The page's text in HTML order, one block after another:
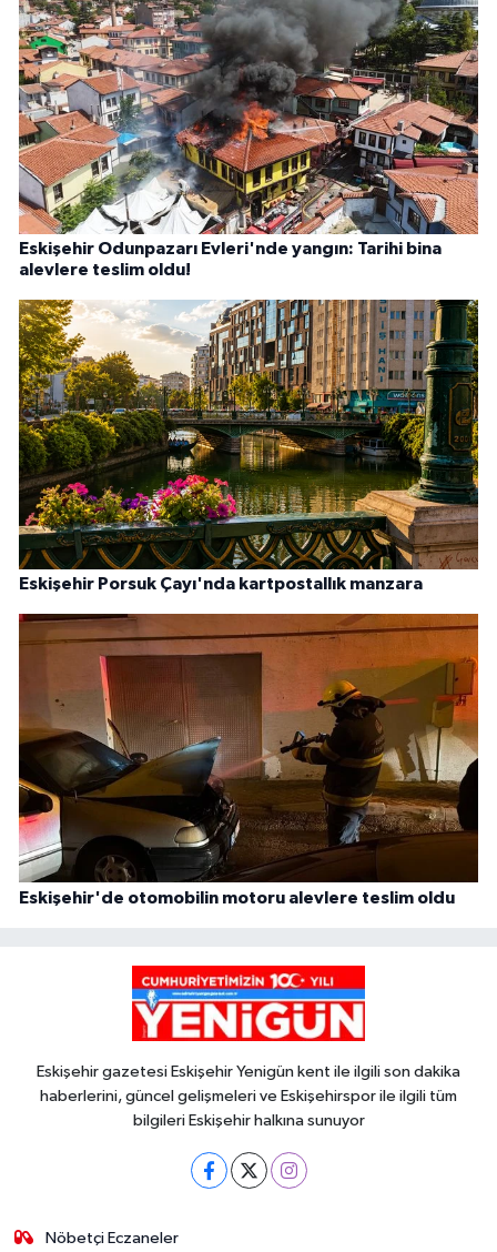
Eskişehir Odunpazarı Evleri'nde yangın: Tarihi bina
alevlere teslim oldu!
Eskişehir Porsuk Çayı'nda kartpostallık manzara
Eskişehir'de otomobilin motoru alevlere teslim oldu
Eskişehir gazetesi Eskişehir Yenigün kent ile ilgili son dakika
haberlerini, güncel gelişmeleri ve Eskişehirspor ile ilgili tüm
bilgileri Eskişehir halkına sunuyor
Nöbetçi Eczaneler